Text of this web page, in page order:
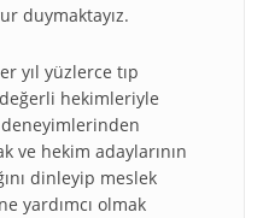
duymaktayız.
yıl yüzlerce tıp
hekimleriyle
deneyimlerinden
ve hekim adaylarının
dinleyip meslek
yardımcı olmak